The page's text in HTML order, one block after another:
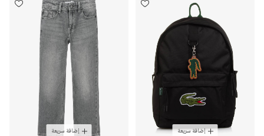
إضافة سريعة إضافة سريعة